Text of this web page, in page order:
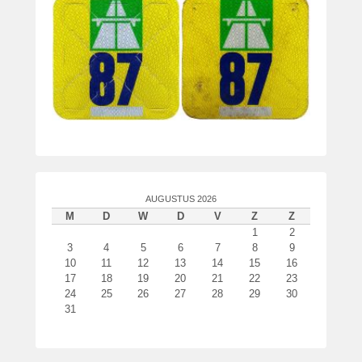
e
AUGUSTUS 2026
M D W D V Z
Z
1
2
3
4 5 6 7 8
9
10
11 12 13 14 15
16
17
18 19 20 21 22
23
24
25 26 27 28 29
30
31